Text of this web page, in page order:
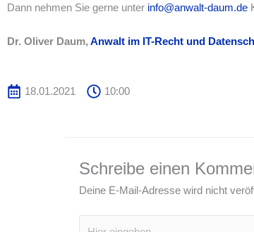
Dann nehmen Sie gerne unter info@anwalt-daum.de
Dr. Oliver Daum, Anwalt im IT-Recht und
18.01.2021 10:00
Schreibe einen
Deine E-Mail-Adresse wird nicht